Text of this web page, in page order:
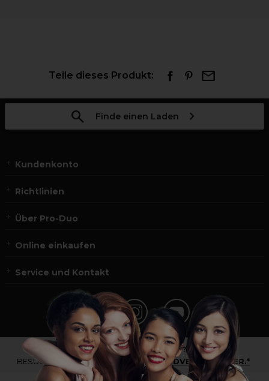
Teile dieses Produkt:
Finde einen Laden
Kundenkonto
Richtlinien
Über Pro-Duo
Online einkaufen
Service und Kontakt
*Du bist kein Profikunde?
BESUCHE
UNSERE WEBSEITE FÜR ENDVERBRAUCHER.*